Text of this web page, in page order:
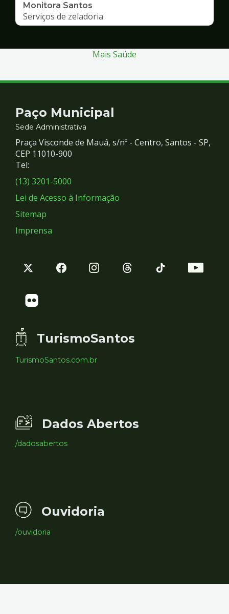
Monitora Santos
Serviços de zeladoria
Mais Saúde
Contato
e
Redes
Sociais
Paço Municipal
Sede Administrativa
Praça Visconde de Mauá, s/nº - Centro, Santos - SP,
CEP 11010-900
Tel:
(13) 3201-5000
Lei de Acesso à Informação
Sitemap
Imprensa
TurismoSantos
TurismoSantos.com.br
Dados Abertos
/dadosabertos
Ouvidoria
/ouvidoria